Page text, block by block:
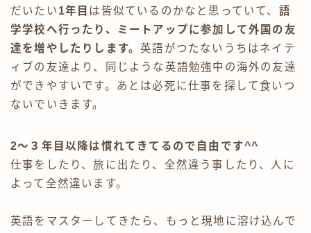
だいたい1年目 は皆似ているのかなと思っていて、 語
学学校へ行ったり、ミートアップに参加して外国の友
達を増やしたりします。 英語がつたないうちはネイテ
ィブの友達より、同じような英語勉強中の海外の友達
ができやすいです。あとは必死に仕事を探して食いつ
ないでいきます。
2～３年目以降は慣れてきてるので自由です^^
仕事をしたり、旅に出たり、全然違う事したり、人に
よって全然違います。
英語をマスターしてきたら、もっと現地に溶け込んで